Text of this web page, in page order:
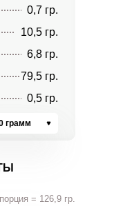
0,7 гр.
10,5 гр.
6,8 гр.
79,5 гр.
0,5 гр.
грамм
= 126,9 гр.